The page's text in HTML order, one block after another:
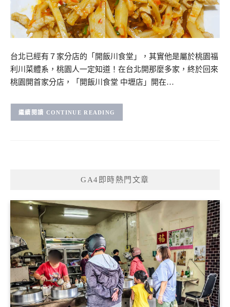
台北已經有７家分店的「開飯川食堂」，其實他是屬於桃園福
利川菜體系，桃園人一定知道！在台北開那麼多家，終於回來
桃園開首家分店，「開飯川食堂 中壢店」開在…
CONTINUE READING
GA4即時熱門文章